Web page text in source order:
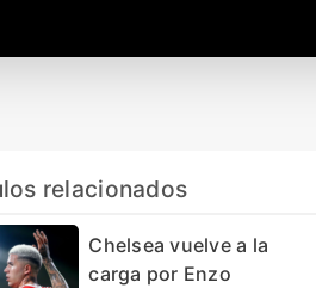
relacionados
Chelsea vuelve a la
carga por Enzo